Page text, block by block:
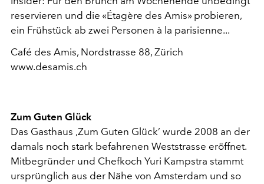
reservieren und die «Étagère des Amis» probieren,
ein Frühstück ab zwei Personen à la parisienne...
Café des Amis, Nordstrasse 88, Zürich
www.desamis.ch
Zum Guten Glück
Das Gasthaus ‚Zum Guten Glück’ wurde 2008 an der
damals noch stark befahrenen Weststrasse eröffnet.
Mitbegründer und Chefkoch Yuri Kampstra stammt
ursprünglich aus der Nähe von Amsterdam und so